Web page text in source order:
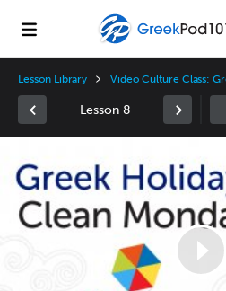
Lesson Library Video Culture Class:
Lesson 8
Player